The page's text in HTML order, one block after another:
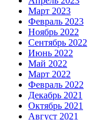
Март 2023
Февраль 2023
Ноябрь 2022
Сентябрь 2022
Июнь 2022
Май 2022
Март 2022
Февраль 2022
Декабрь 2021
Октябрь 2021
Август 2021